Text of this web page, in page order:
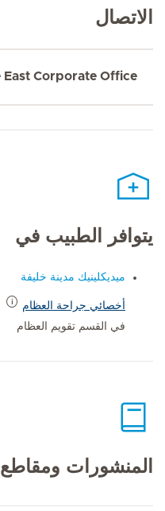
الاتصال
East Corporate Office
يتوافر الطبيب في
ميديكلينيك مدينة خليفة
أخصائي جراحة العظام
في القسم تقويم العظام
المنشورات ومقاطع